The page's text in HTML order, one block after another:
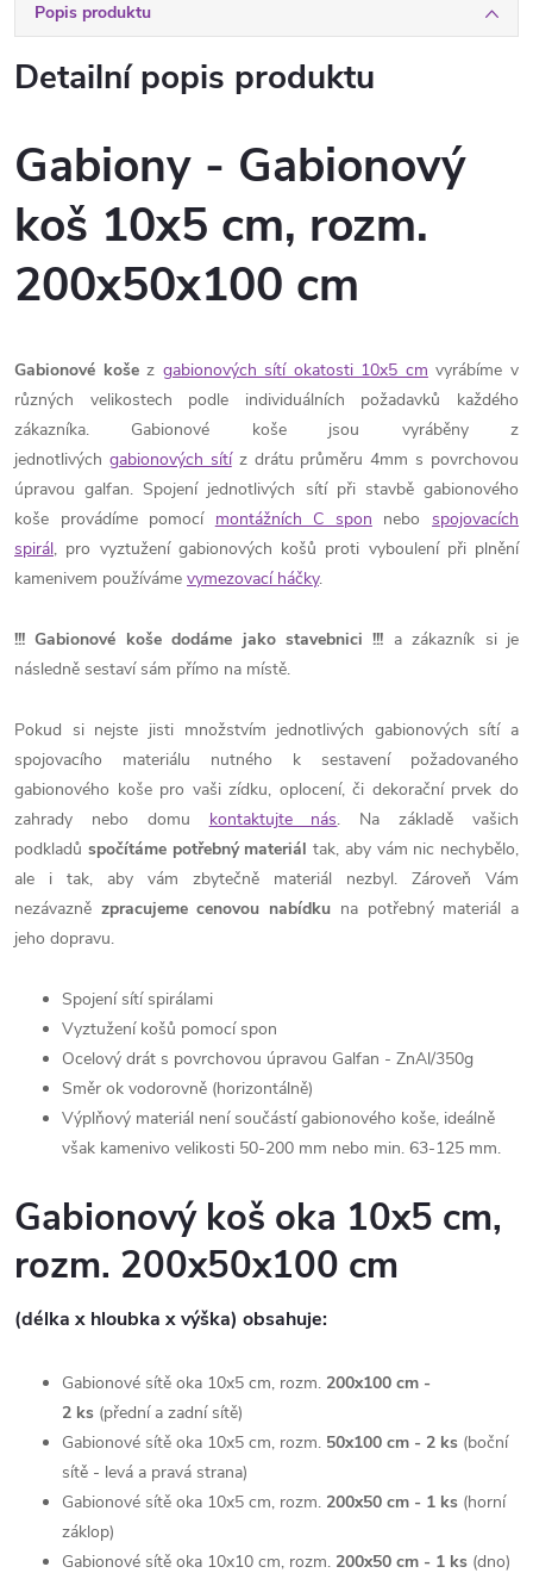
Popis produktu
Detailní popis produktu
Gabiony - Gabionový
koš 10x5 cm, rozm.
200x50x100 cm
Gabionové košez gabionových sítí okatosti 10x5 cm vyrábíme v
různých velikostech podle individuálních požadavků každého
zákazníka. Gabionové koše jsou vyráběny z
jednotlivých gabionových sítíz drátu průměru 4mm s povrchovou
úpravou galfan. Spojení jednotlivých sítí při stavbě gabionového
koše provádíme pomocí montážních C spon nebo spojovacích
spirál, pro vyztužení gabionových košů proti vyboulení při plnění
kamenivem používáme vymezovací háčky.
!!!Gabionové koše dodáme jako stavebnici !!! a zákazník si je
následně sestaví sám přímo na místě.
Pokud si nejste jisti množstvím jednotlivých gabionových sítí a
spojovacího materiálu nutného k sestavení požadovaného
gabionového koše pro vaši zídku, oplocení, či dekorační prvek do
zahrady nebo domu kontaktujte nás. Na základě vašich
podkladů spočítáme potřebný materiál tak, aby vám nic nechybělo,
ale i tak, aby vám zbytečně materiál nezbyl. Zároveň Vám
nezávazně zpracujeme cenovou nabídku na potřebný materiál a
jeho dopravu.
Spojení sítí spirálami
Vyztužení košů pomocí spon
Ocelový drát s povrchovou úpravou Galfan - ZnAl/350g
Směr ok vodorovně (horizontálně)
Výplňový materiál není součástí gabionového koše, ideálně
však kamenivo velikosti 50-200 mm nebo min. 63-125 mm.
Gabionový koš oka 10x5 cm,
rozm. 200x50x100 cm
(délka x hloubka x výška) obsahuje:
Gabionové sítě oka 10x5 cm, rozm. 200x100 cm -
2 ks (přední a zadní sítě)
Gabionové sítě oka 10x5 cm, rozm. 50x100 cm - 2 ks (boční
sítě - levá a pravá strana)
Gabionové sítě oka 10x5 cm, rozm. 200x50 cm - 1 ks (horní
záklop)
Gabionové sítě oka 10x10 cm, rozm. 200x50 cm - 1 ks (dno)